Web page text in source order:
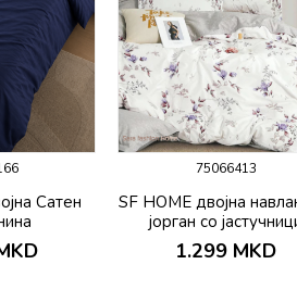
Сатен
75066413
SF HOME двојна
јорган со
200х230 Darlino
1.299 MKD